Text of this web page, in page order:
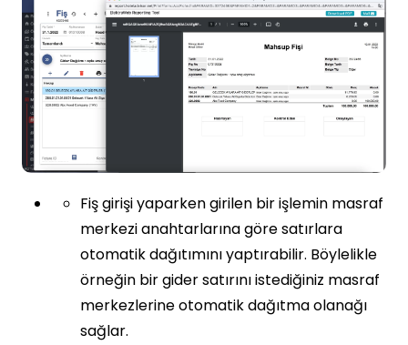
Fiş girişi yaparken girilen bir işlemin masraf
merkezi anahtarlarına göre satırlara
otomatik dağıtımını yaptırabilir. Böylelikle
örneğin bir gider satırını istediğiniz masraf
merkezlerine otomatik dağıtma olanağı
sağlar.